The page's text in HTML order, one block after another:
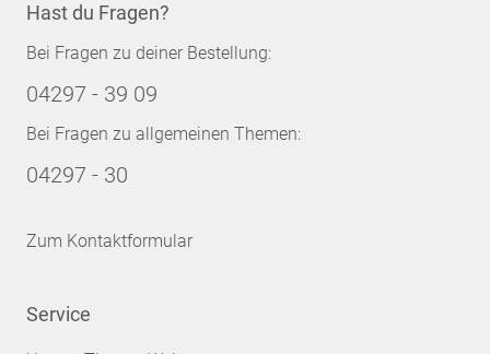
Hast du Fragen?
Bei Fragen zu deiner Bestellung:
04297 - 39 09
Bei Fragen zu allgemeinen Themen:
04297 - 30
Zum Kontaktformular
Service